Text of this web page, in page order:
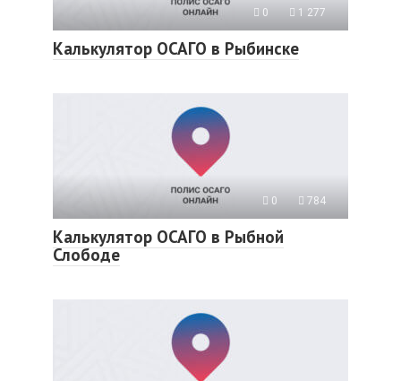
0 1 277
Калькулятор ОСАГО в Рыбинске
0 784
Калькулятор ОСАГО в Рыбной
Слободе